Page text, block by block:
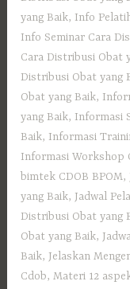
yang Baik, Info
Info Seminar Cara
Cara Distribusi Obat
Distribusi Obat yang
Obat yang Baik,
yang Baik, Informasi
Baik, Informasi
Informasi Workshop
bimtek CDOB BPOM,
yang Baik, Jadwal
Distribusi Obat yang
Obat yang Baik,
Baik, Jelaskan
Cdob,Materi 12